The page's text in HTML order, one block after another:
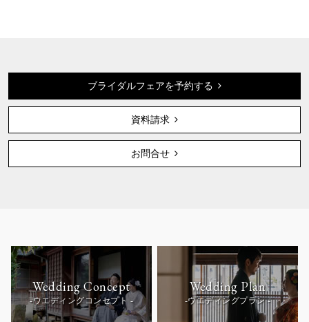
ブライダルフェアを予約する
資料請求
お問合せ
Wedding Concept
-ウエディングコンセプト -
Wedding Plan
-ウエディングプラン -